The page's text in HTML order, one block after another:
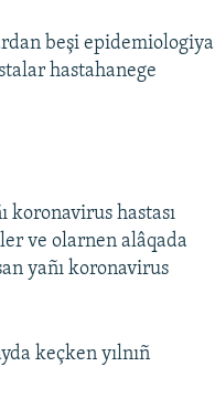
beşi epidemiologiya
hastahanege
koronavirus hastası
ve olarnen alâqada
yañı koronavirus
keçken yılnıñ